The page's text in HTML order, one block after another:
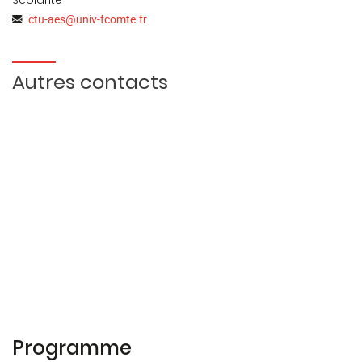
ctu-aes@univ-fcomte.fr
Autres contacts
Programme